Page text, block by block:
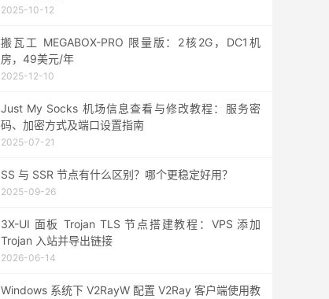
2025-10-12
搬瓦工 MEGABOX-PRO 限量版：2核2G，DC1机
房，49美元/年
2025-12-10
Just My Socks 机场信息查看与修改教程：服务密
码、加密方式及端口设置指南
2025-07-21
SS 与 SSR 节点有什么区别？哪个更稳定好用？
2025-09-26
3X-UI 面板 Trojan TLS 节点搭建教程：VPS 添加
Trojan 入站并导出链接
2026-06-14
Windows 系统下 V2RayW 配置 V2Ray 客户端使用教